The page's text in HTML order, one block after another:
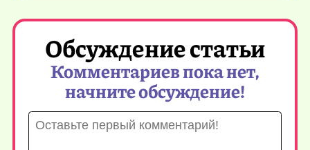
Обсуждение статьи
Комментариев пока нет,
начните обсуждение!